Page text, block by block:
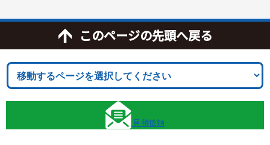
このページの先頭へ戻る
見積依頼